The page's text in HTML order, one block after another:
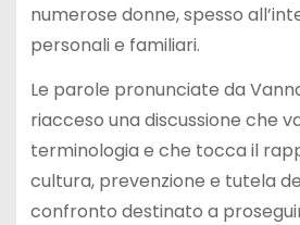
numerose donne, spesso
personali e familiari.
Le parole pronunciate da
riacceso una discussione che
terminologia e che tocca il
cultura, prevenzione e tutela
confronto destinato a